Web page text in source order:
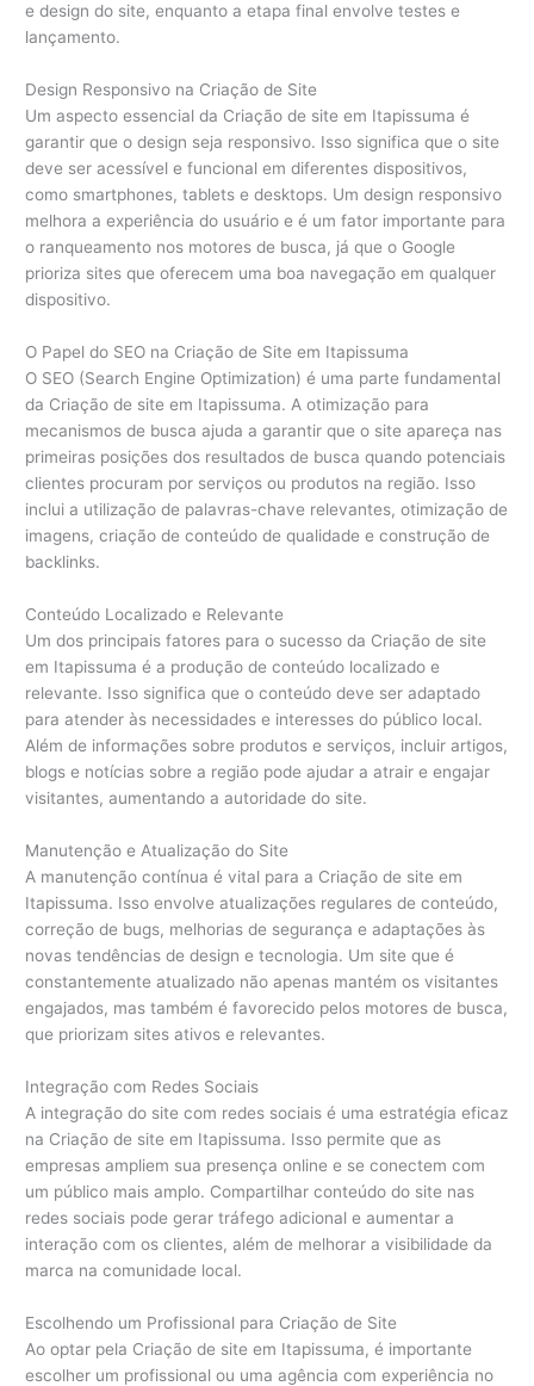
e design do site, enquanto a etapa final envolve testes e
lançamento.
Design Responsivo na Criação de Site
Um aspecto essencial da Criação de site em Itapissuma é
garantir que o design seja responsivo. Isso significa que o site
deve ser acessível e funcional em diferentes dispositivos,
como smartphones, tablets e desktops. Um design responsivo
melhora a experiência do usuário e é um fator importante para
o ranqueamento nos motores de busca, já que o Google
prioriza sites que oferecem uma boa navegação em qualquer
dispositivo.
O Papel do SEO na Criação de Site em Itapissuma
O SEO (Search Engine Optimization) é uma parte fundamental
da Criação de site em Itapissuma. A otimização para
mecanismos de busca ajuda a garantir que o site apareça nas
primeiras posições dos resultados de busca quando potenciais
clientes procuram por serviços ou produtos na região. Isso
inclui a utilização de palavras-chave relevantes, otimização de
imagens, criação de conteúdo de qualidade e construção de
backlinks.
Conteúdo Localizado e Relevante
Um dos principais fatores para o sucesso da Criação de site
em Itapissuma é a produção de conteúdo localizado e
relevante. Isso significa que o conteúdo deve ser adaptado
para atender às necessidades e interesses do público local.
Além de informações sobre produtos e serviços, incluir artigos,
blogs e notícias sobre a região pode ajudar a atrair e engajar
visitantes, aumentando a autoridade do site.
Manutenção e Atualização do Site
A manutenção contínua é vital para a Criação de site em
Itapissuma. Isso envolve atualizações regulares de conteúdo,
correção de bugs, melhorias de segurança e adaptações às
novas tendências de design e tecnologia. Um site que é
constantemente atualizado não apenas mantém os visitantes
engajados, mas também é favorecido pelos motores de busca,
que priorizam sites ativos e relevantes.
Integração com Redes Sociais
A integração do site com redes sociais é uma estratégia eficaz
na Criação de site em Itapissuma. Isso permite que as
empresas ampliem sua presença online e se conectem com
um público mais amplo. Compartilhar conteúdo do site nas
redes sociais pode gerar tráfego adicional e aumentar a
interação com os clientes, além de melhorar a visibilidade da
marca na comunidade local.
Escolhendo um Profissional para Criação de Site
Ao optar pela Criação de site em Itapissuma, é importante
escolher um profissional ou uma agência com experiência no